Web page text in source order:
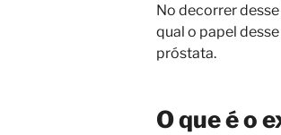
No decorrer
qual o papel
próstata.
O que é o